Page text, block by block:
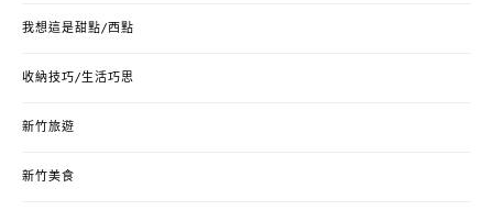
我想這是甜點/西點
收納技巧/生活巧思
新竹旅遊
新竹美食